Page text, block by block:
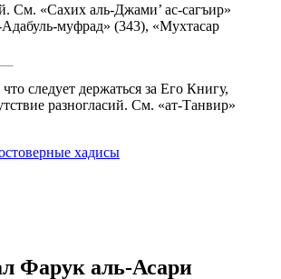
См. «Сахих аль-Джами’ ас-сагъир»
муфрад» (343), «Мухтасар
следует держаться за Его Книгу,
разногласий. См. «ат-Танвир»
хадисы
Фарук аль-Асари